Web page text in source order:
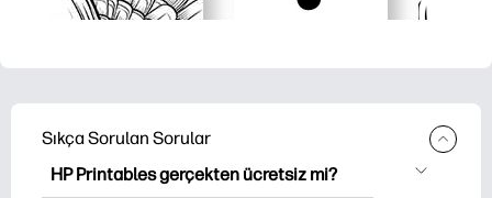
Sıkça Sorulan Sorular
HP Printables gerçekten ücretsiz mi?